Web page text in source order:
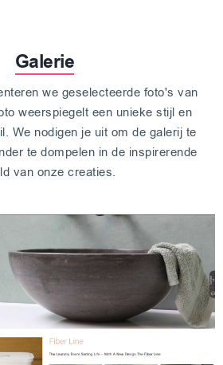
Galerie
we geselecteerde foto's van
weerspiegelt een unieke stijl en
We nodigen je uit om de galerij te
te dompelen in de inspirerende
van onze creaties.